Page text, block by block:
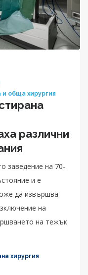
обща хирургия
различни
заведение на 70-
и е
да извършва
на
на тежък
хирургия